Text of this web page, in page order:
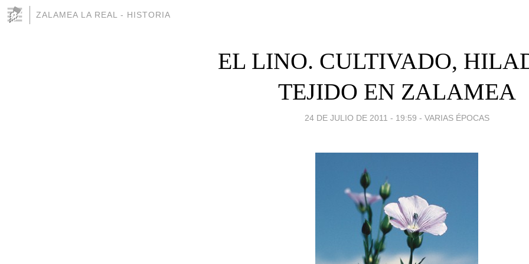
ZALAMEA LA REAL - HISTORIA
EL LINO. CULTIVADO,
TEJIDO EN ZALAMEA
24 DE JULIO DE 2011 - 19:59 - VARIAS ÉPOCAS